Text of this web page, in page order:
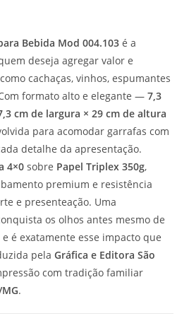
Bebida Mod 004.103 é a
deseja agregar valor e
cachaças, vinhos, espumantes
formato alto e elegante —7,3
cm de largura × 29 cm de altura
para acomodar garrafas com
detalhe da apresentação.
4×0 sobre Papel Triplex 350g,
premium e resistência
e presenteação. Uma
os olhos antes mesmo de
é exatamente esse impacto que
pelaGráfica e Editora São
com tradição familiar
.